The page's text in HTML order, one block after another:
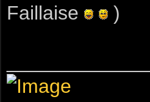
Faillaise
)